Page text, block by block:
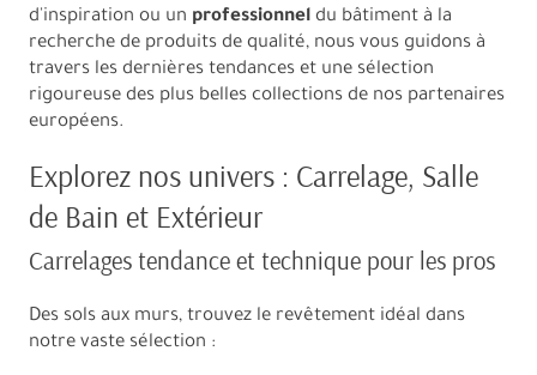
d'inspiration ou un professionnel du bâtiment à la
recherche de produits de qualité, nous vous guidons à
travers les dernières tendances et une sélection
rigoureuse des plus belles collections de nos partenaires
européens.
Explorez nos univers : Carrelage, Salle
de Bain et Extérieur
Carrelages tendance et technique pour les pros
Des sols aux murs, trouvez le revêtement idéal dans
notre vaste sélection :